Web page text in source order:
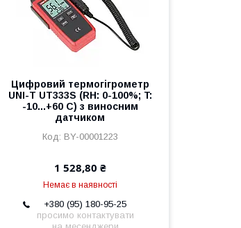
Цифровий термогігрометр
UNI-T UT333S (RH: 0-100%; T:
-10...+60 C) з виносним
датчиком
BY-00001223
1 528,80 ₴
Немає в наявності
+380 (95) 180-95-25
просимо контактувати